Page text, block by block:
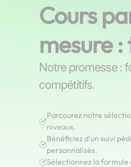
Cours
mesure
Notre promesse :
compétitifs.
Parcourez notre
niveaux.
Bénéficiez d'un suivi
personnalisés.
Sélectionnez la